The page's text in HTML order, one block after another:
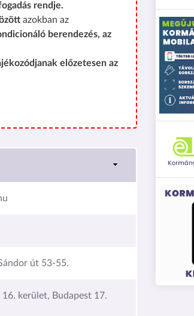
rendje.
azokban az
berendezés, az
előzetesen az
út 53-55.
kerület, Budapest 17.